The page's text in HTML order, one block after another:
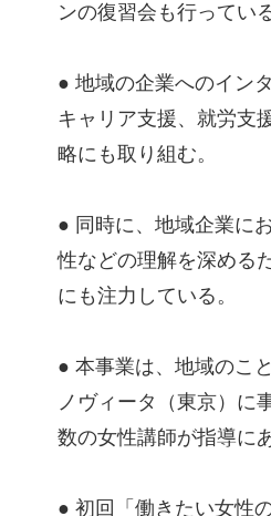
ンの復習会も行っている
● 地域の企業へのイン
キャリア支援、就労支
略にも取り組む。
● 同時に、地域企業に
性などの理解を深める
にも注力している。
● 本事業は、地域のこ
ノヴィータ（東京）に
数の女性講師が指導に
● 初回「働きたい女性